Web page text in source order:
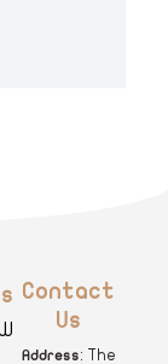
Contact
Us
Address: The